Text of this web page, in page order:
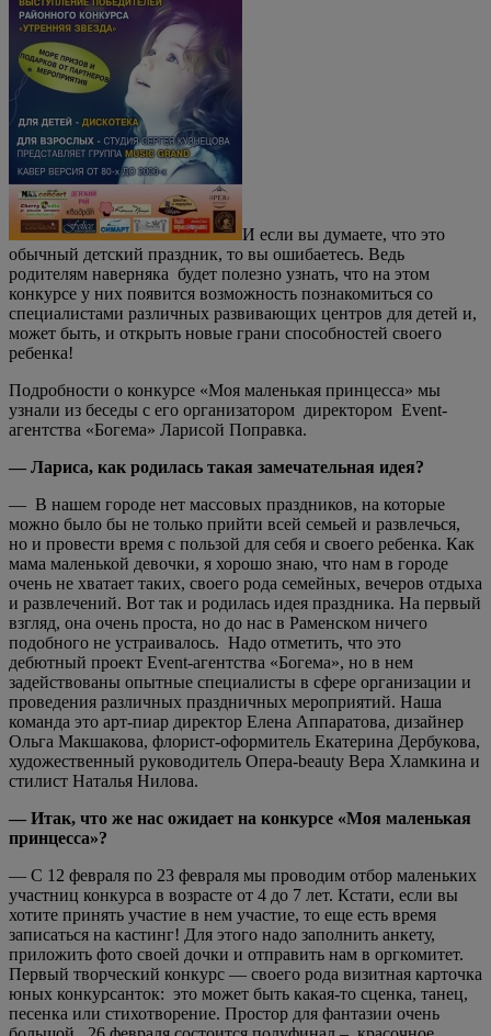
И если вы думаете, что это
обычный детский праздник, то вы ошибаетесь. Ведь
родителям наверняка будет полезно узнать, что на этом
конкурсе у них появится возможность познакомиться со
специалистами различных развивающих центров для детей и,
может быть, и открыть новые грани способностей своего
ребенка!
Подробности о конкурсе «Моя маленькая принцесса» мы
узнали из беседы с его организатором директором Event-
агентства «Богема» Ларисой Поправка.
— Лариса, как родилась такая замечательная идея?
— В нашем городе нет массовых праздников, на которые
можно было бы не только прийти всей семьей и развлечься,
но и провести время с пользой для себя и своего ребенка. Как
мама маленькой девочки, я хорошо знаю, что нам в городе
очень не хватает таких, своего рода семейных, вечеров отдыха
и развлечений. Вот так и родилась идея праздника. На первый
взгляд, она очень проста, но до нас в Раменском ничего
подобного не устраивалось. Надо отметить, что это
дебютный проект Event-агентства «Богема», но в нем
задействованы опытные специалисты в сфере организации и
проведения различных праздничных мероприятий. Наша
команда это арт-пиар директор Елена Аппаратова, дизайнер
Ольга Макшакова, флорист-оформитель Екатерина Дербукова,
художественный руководитель Опера-beauty Вера Хламкина и
стилист Наталья Нилова.
— Итак, что же нас ожидает на конкурсе «Моя маленькая
принцесса»?
— С 12 февраля по 23 февраля мы проводим отбор маленьких
участниц конкурса в возрасте от 4 до 7 лет. Кстати, если вы
хотите принять участие в нем участие, то еще есть время
записаться на кастинг! Для этого надо заполнить анкету,
приложить фото своей дочки и отправить нам в оргкомитет.
Первый творческий конкурс — своего рода визитная карточка
юных конкурсанток: это может быть какая-то сценка, танец,
песенка или стихотворение. Простор для фантазии очень